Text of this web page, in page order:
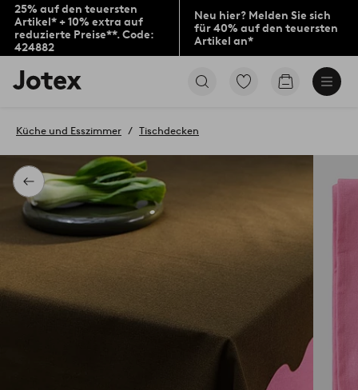
25% auf den teuersten
Artikel* + 10% extra auf
reduzierte Preise**. Code:
424882
Neu hier? Melden Sie sich
für 40% auf den teuersten
Artikel an*
Jotex-
Logo
Startseite
Zu
Produkten
Zum
Zurück
Küche und Esszimmer Tischdecken